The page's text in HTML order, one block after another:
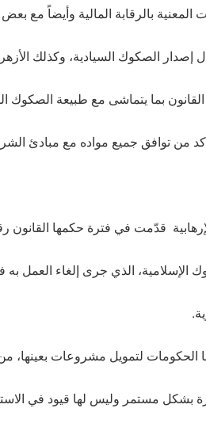
بالرقابة المالية وأيضاً مع بعض
إصدار الصكوك السيادية، وكذلك
بما يتماشى مع طبيعة الصكوك
من توافق جميع مواده مع مبادئ
قدّمت في فترة حكمها القانون رقم 10
الحكومات لتمويل مشروعات بعينها،
بشكل مستمر وليس لها قيود في